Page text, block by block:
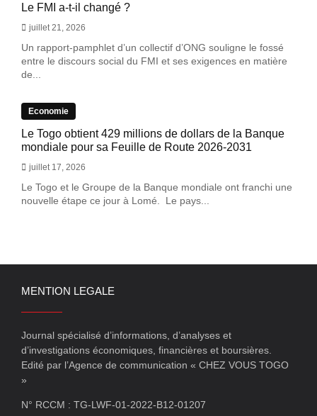
Le FMI a-t-il changé ?
juillet 21, 2026
Un rapport-pamphlet d’un collectif d’ONG souligne le fossé
entre le discours social du FMI et ses exigences en matière
de...
Economie
Le Togo obtient 429 millions de dollars de la Banque
mondiale pour sa Feuille de Route 2026-2031
juillet 17, 2026
Le Togo et le Groupe de la Banque mondiale ont franchi une
nouvelle étape ce jour à Lomé. Le pays...
MENTION LEGALE
Journal spécialisé d’informations, d’analyses et
d’investigations économiques, financières et boursières.
Edité par l’Agence de communication « CHEZ VOUS TOGO
»
N° RCCM : TG-LWF-01-2022-B12-01207